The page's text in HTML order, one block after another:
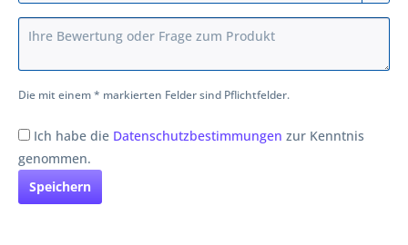
Die mit einem * markierten Felder sind Pflichtfelder.
Ich habe die Datenschutzbestimmungen zur Kenntnis
genommen.
Speichern